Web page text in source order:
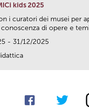
kids 2025
i curatori dei musei per
conoscenza di opere e
- 31/12/2025